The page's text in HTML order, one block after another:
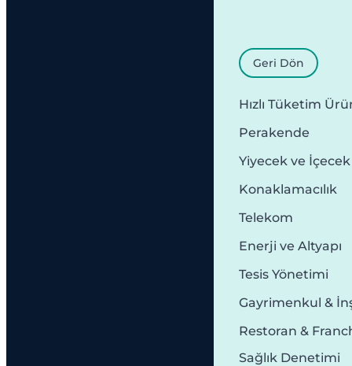
Geri Dön
Hızlı Tüketim
Perakende
Yiyecek ve İçecek
Konaklamacılık
Telekom
Enerji ve Altyapı
Tesis Yönetimi
Gayrimenkul &
Restoran &
Sağlık Denetimi